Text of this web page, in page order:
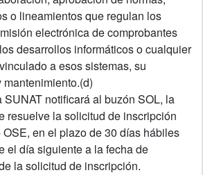
o lineamientos que regulan los
electrónica de comprobantes
desarrollos informáticos o cualquier
a esos sistemas, su
SUNAT notificará al buzón SOL, la
resuelve la solicitud de inscripción
en el plazo de 30 días hábiles
el día siguiente a la fecha de
la solicitud de inscripción.